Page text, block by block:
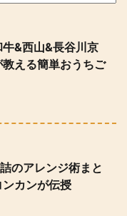
牛&西山&長谷川京
える簡単おうちご
のアレンジ術まと
カンが伝授